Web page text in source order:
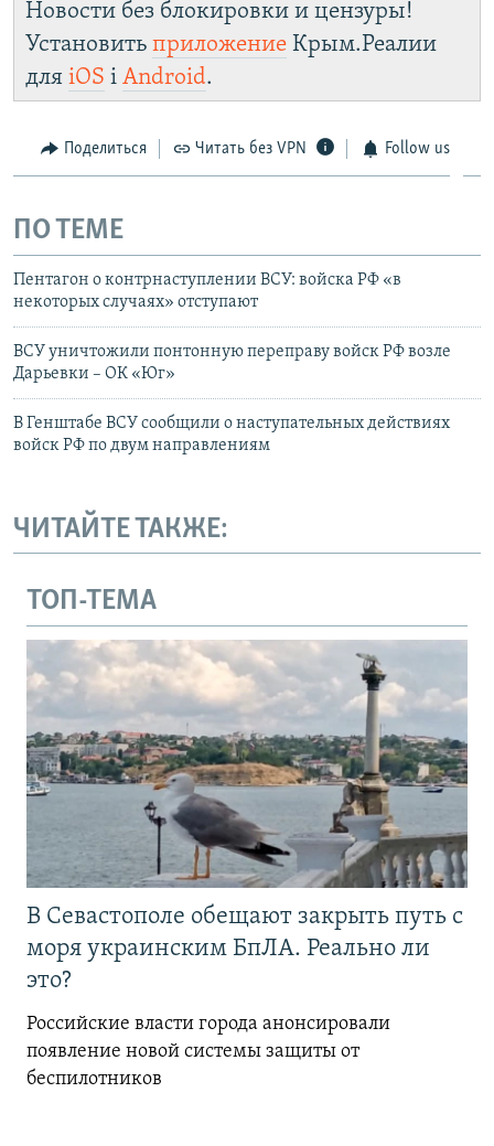
Новости без блокировки и цензуры!
Установить приложение Крым.Реалии
для iOS і Android.
Поделиться Читать без VPN Follow us
ПО ТЕМЕ
Пентагон о контрнаступлении ВСУ: войска РФ «в
некоторых случаях» отступают
ВСУ уничтожили понтонную переправу войск РФ возле
Дарьевки – ОК «Юг»
В Генштабе ВСУ сообщили о наступательных действиях
войск РФ по двум направлениям
ЧИТАЙТЕ ТАКЖЕ:
ТОП-ТЕМА
В Севастополе обещают закрыть путь с
моря украинским БпЛА. Реально ли
это?
Российские власти города анонсировали
появление новой системы защиты от
беспилотников